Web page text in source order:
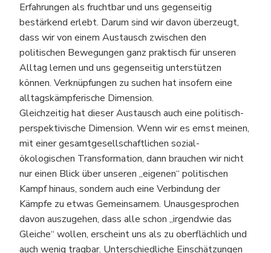
Erfahrungen als fruchtbar und uns gegenseitig
bestärkend erlebt. Darum sind wir davon überzeugt,
dass wir von einem Austausch zwischen den
politischen Bewegungen ganz praktisch für unseren
Alltag lernen und uns gegenseitig unterstützen
können. Verknüpfungen zu suchen hat insofern eine
alltagskämpferische Dimension.
Gleichzeitig hat dieser Austausch auch eine politisch-
perspektivische Dimension. Wenn wir es ernst meinen,
mit einer gesamtgesellschaftlichen sozial-
ökologischen Transformation, dann brauchen wir nicht
nur einen Blick über unseren „eigenen“ politischen
Kampf hinaus, sondern auch eine Verbindung der
Kämpfe zu etwas Gemeinsamem. Unausgesprochen
davon auszugehen, dass alle schon „irgendwie das
Gleiche“ wollen, erscheint uns als zu oberflächlich und
auch wenig tragbar. Unterschiedliche Einschätzungen